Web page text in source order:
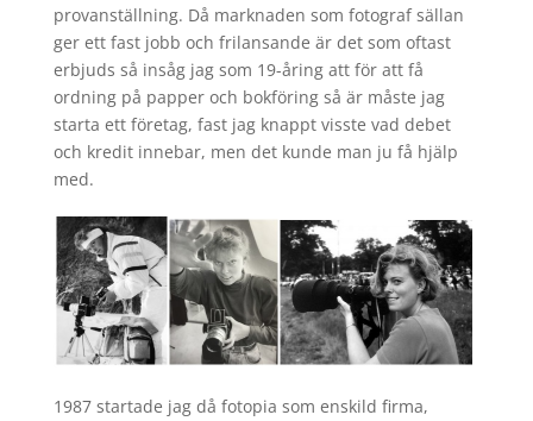
provanställning. Då marknaden som fotograf sällan
ger ett fast jobb och frilansande är det som oftast
erbjuds så insåg jag som 19-åring att för att få
ordning på papper och bokföring så är måste jag
starta ett företag, fast jag knappt visste vad debet
och kredit innebar, men det kunde man ju få hjälp
med.
1987 startade jag då fotopia som enskild firma,